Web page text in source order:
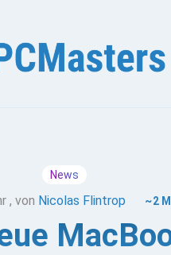
News
, von Nicolas Flintrop ~2